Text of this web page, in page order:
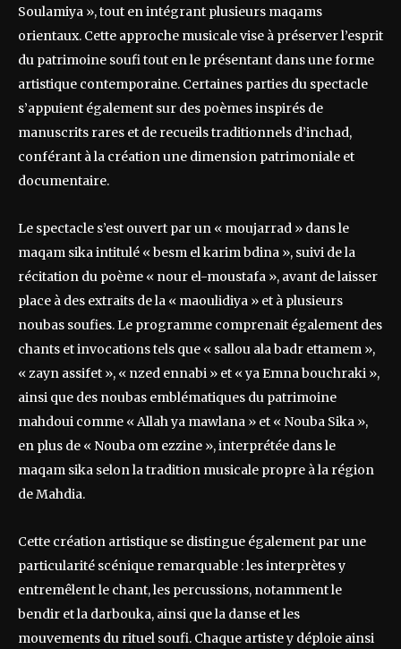
Soulamiya », tout en intégrant plusieurs maqams
orientaux. Cette approche musicale vise à préserver l’esprit
du patrimoine soufi tout en le présentant dans une forme
artistique contemporaine. Certaines parties du spectacle
s’appuient également sur des poèmes inspirés de
manuscrits rares et de recueils traditionnels d’inchad,
conférant à la création une dimension patrimoniale et
documentaire.
Le spectacle s’est ouvert par un « moujarrad » dans le
maqam sika intitulé « besm el karim bdina », suivi de la
récitation du poème « nour el-moustafa », avant de laisser
place à des extraits de la « maoulidiya » et à plusieurs
noubas soufies. Le programme comprenait également des
chants et invocations tels que « sallou ala badr ettamem »,
« zayn assifet », « nzed ennabi » et « ya Emna bouchraki »,
ainsi que des noubas emblématiques du patrimoine
mahdoui comme « Allah ya mawlana » et « Nouba Sika »,
en plus de « Nouba om ezzine », interprétée dans le
maqam sika selon la tradition musicale propre à la région
de Mahdia.
Cette création artistique se distingue également par une
particularité scénique remarquable : les interprètes y
entremêlent le chant, les percussions, notamment le
bendir et la darbouka, ainsi que la danse et les
mouvements du rituel soufi. Chaque artiste y déploie ainsi